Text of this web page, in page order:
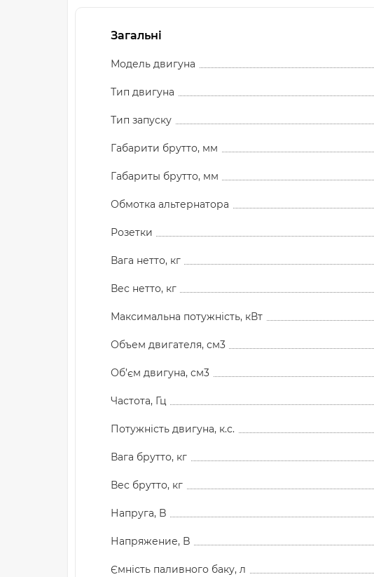
Загальні
Модель двигуна
Тип двигуна
Тип запуску
Габарити брутто, мм
Габариты брутто, мм
Обмотка альтернатора
Розетки
Вага нетто, кг
Вес нетто, кг
Максимальна потужність, кВт
Объем двигателя, см3
Об’єм двигуна, см3
Частота, Гц
Потужність двигуна, к.с.
Вага брутто, кг
Вес брутто, кг
Напруга, B
Напряжение, B
Ємність паливного баку, л